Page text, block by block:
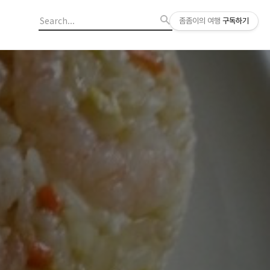
좀좀이의 여행 구독하기